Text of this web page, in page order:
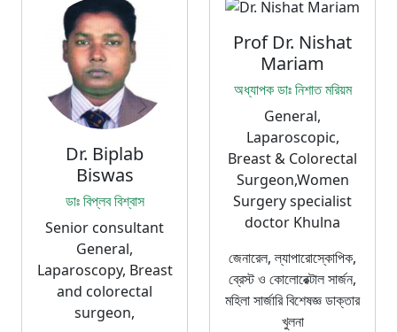
Dr. Biplab
Biswas
ডাঃ বিপ্লব বিশ্বাস
Senior consultant
General,
Laparoscopy, Breast
and colorectal
surgeon,
Prof Dr. Nishat
Mariam
অধ্যাপক ডাঃ নিশাত মরিয়ম
General,
Laparoscopic,
Breast & Colorectal
Surgeon,Women
Surgery specialist
doctor Khulna
জেনারেল, ল্যাপারোস্কোপিক,
ব্রেস্ট ও কোলোরেক্টাল সার্জন,
মহিলা সার্জারি বিশেষজ্ঞ ডাক্তার
খুলনা